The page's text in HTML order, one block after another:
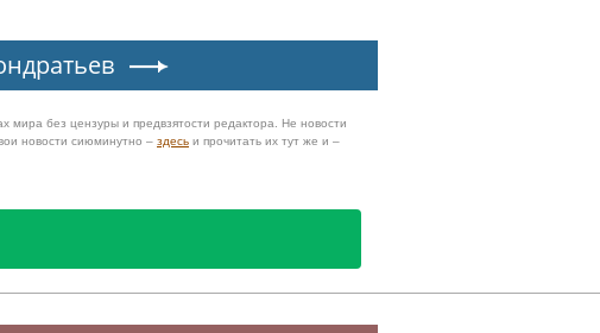
мира без цензуры и предвзятости редактора. Не новости
новости сиюминутно – здесь и прочитать их тут же и –